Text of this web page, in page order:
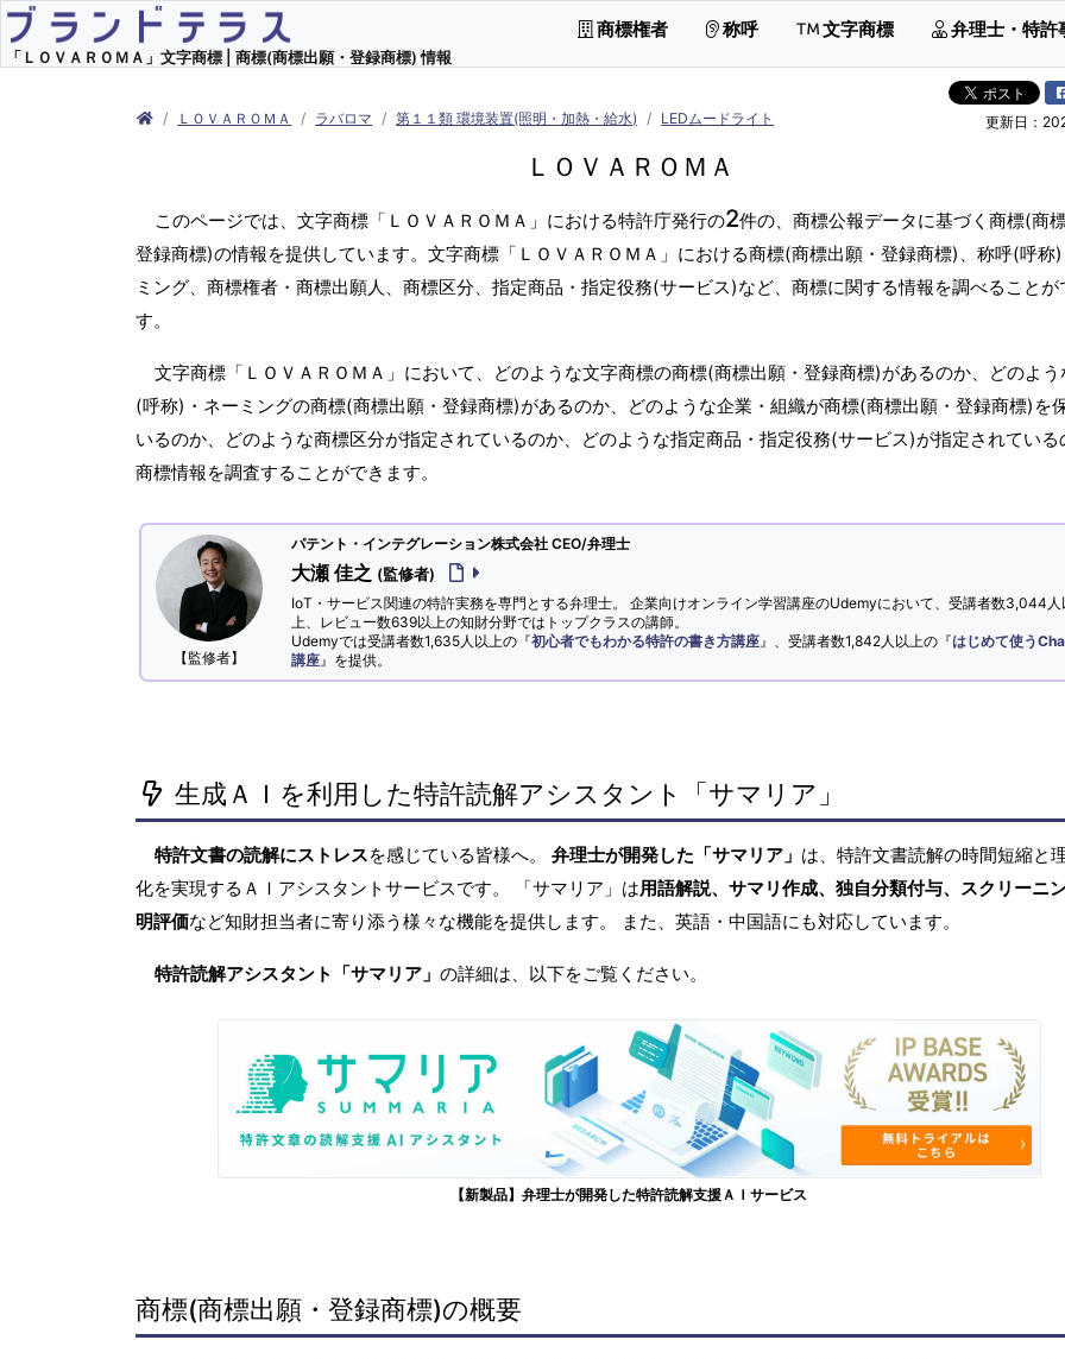
「ＬＯＶＡＲＯＭＡ」文字商標 | 商標(商標出願・登録商標) 情報
商標権者 称呼 文字商標 弁理士・特許
ＬＯＶＡＲＯＭＡ ラバロマ 第１１類 環境装置(照明・加熱・給水) LEDムードライト 更新日：
ＬＯＶＡＲＯＭＡ
このページでは、文字商標「ＬＯＶＡＲＯＭＡ」における特許庁発行の2件の、商標公報データに基づく商標(商
登録商標)の情報を提供しています。文字商標「ＬＯＶＡＲＯＭＡ」における商標(商標出願・登録商標)、称呼(呼称
ミング、商標権者・商標出願人、商標区分、指定商品・指定役務(サービス)など、商標に関する情報を調べることが
す。
文字商標「ＬＯＶＡＲＯＭＡ」において、どのような文字商標の商標(商標出願・登録商標)があるのか、どのよう
(呼称)・ネーミングの商標(商標出願・登録商標)があるのか、どのような企業・組織が商標(商標出願・登録商標)を
いるのか、どのような商標区分が指定されているのか、どのような指定商品・指定役務(サービス)が指定されている
商標情報を調査することができます。
【監修者】
パテント・インテグレーション株式会社 CEO/弁理士
大瀬 佳之 (監修者)
IoT・サービス関連の特許実務を専門とする弁理士。 企業向けオンライン学習講座のUdemyにおいて、受講者数3,044人
上、レビュー数639以上の知財分野ではトップクラスの講師。
Udemyでは受講者数1,635人以上の『初心者でもわかる特許の書き方講座 』、受講者数1,842人以上の『はじめて使う
講座 』を提供。
生成ＡＩを利用した特許読解アシスタント「サマリア」
特許文書の読解にストレスを感じている皆様へ。 弁理士が開発した「サマリア」 は、特許文書読解の時間短縮と
化を実現するＡＩアシスタントサービスです。 「サマリア」は用語解説、サマリ作成、独自分類付与、スクリーニ
明評価など知財担当者に寄り添う様々な機能を提供します。 また、英語・中国語にも対応しています。
特許読解アシスタント「サマリア」 の詳細は、以下をご覧ください。
【新製品】弁理士が開発した特許読解支援ＡＩサービス
商標(商標出願・登録商標)の概要